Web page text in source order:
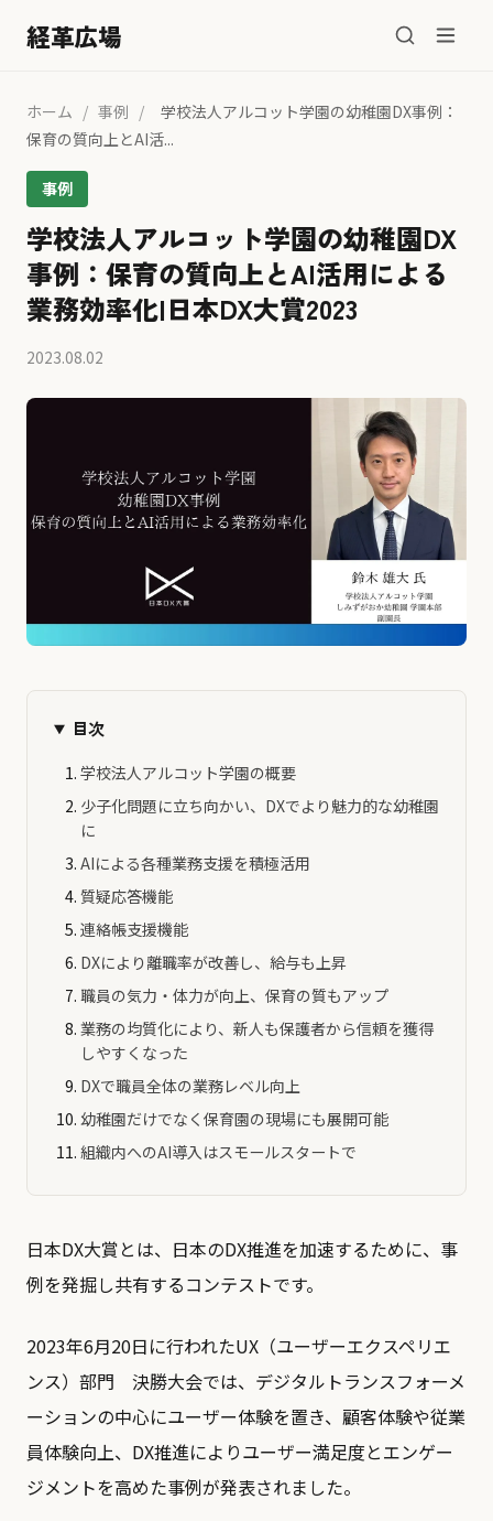
経革広場
ホーム / 事例 /
学校法人アルコット学園の幼稚園DX事例：
保育の質向上とAI活...
事例
学校法人アルコット学園の幼稚園DX
事例：保育の質向上とAI活用による
業務効率化|日本DX大賞2023
2023.08.02
目次
学校法人アルコット学園の概要
少子化問題に立ち向かい、DXでより魅力的な幼稚園
に
AIによる各種業務支援を積極活用
質疑応答機能
連絡帳支援機能
DXにより離職率が改善し、給与も上昇
職員の気力・体力が向上、保育の質もアップ
業務の均質化により、新人も保護者から信頼を獲得
しやすくなった
DXで職員全体の業務レベル向上
幼稚園だけでなく保育園の現場にも展開可能
組織内へのAI導入はスモールスタートで
日本DX大賞とは、日本のDX推進を加速するために、事
例を発掘し共有するコンテストです。
2023年6月20日に行われたUX（ユーザーエクスペリエ
ンス）部門 決勝大会では、デジタルトランスフォーメ
ーションの中心にユーザー体験を置き、顧客体験や従業
員体験向上、DX推進によりユーザー満足度とエンゲー
ジメントを高めた事例が発表されました。